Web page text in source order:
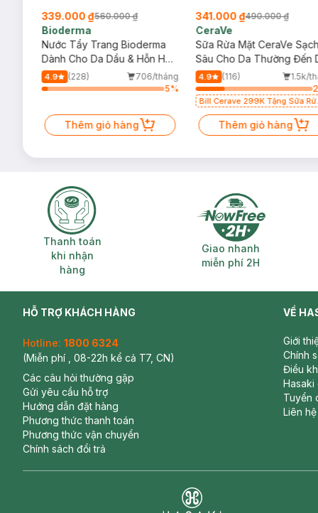
339.000 ₫560.000 ₫
Bioderma
Nước Tẩy Trang Bioderma
Dành Cho Da Dầu & Hỗn Hợp
500ml
4.9 (228)
706/tháng
5%
Thêm giỏ hàng
341.000 ₫490.000 ₫
CeraVe
Sữa Rửa Mặt CeraVe Sạch
Sâu Cho Da Thường Đến
Dầu 473ml
4.9 (116)
1.5k/
Bill Cerave 299K Tặng Sữa
Mặt Cerave 30ml (SL có hạn)
Thêm giỏ hàng
Thanh toán khi nhận hàng
Thanh toán
khi nhận
hàng
Giao nhanh
Giao nhanh
miễn phí 2H
HỖ TRỢ KHÁCH HÀNG
Hotline: 1800 6324
(Miễn phí , 08-22h kể cả T7, CN)
Các câu hỏi thường gặp
Gửi yêu cầu hỗ trợ
Hướng dẫn đặt hàng
Phương thức thanh toán
Phương thức vận chuyển
Chính sách đổi trả
VỀ
Giới
Chính
Điều
Hasaki
Tuyển
Liên hệ